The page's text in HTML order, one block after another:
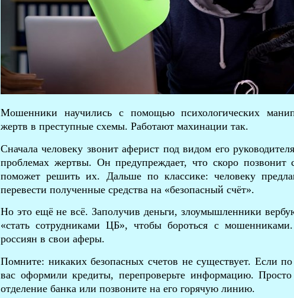
Мошенники научились с помощью психологических
жертв в преступные схемы. Работают махинации так.
Сначала человеку звонит аферист под видом его
проблемах жертвы. Он предупреждает, что скоро позвонит
поможет решить их. Дальше по классике: человеку
перевести полученные средства на «безопасный счёт».
Но это ещё не всё. Заполучив деньги, злоумышленники
«стать сотрудниками ЦБ», чтобы бороться с
россиян в свои аферы.
Помните: никаких безопасных счетов не существует. Если
вас оформили кредиты, перепроверьте информацию.
отделение банка или позвоните на его горячую линию.